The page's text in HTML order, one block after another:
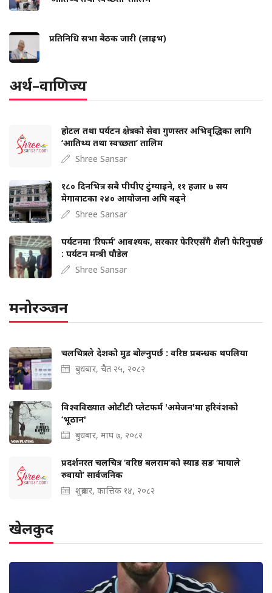
प्रतिनिधि सभा बैठक जारी (लाइभ)
अर्थ–वाणिज्य
होटल तथा पर्यटन क्षेत्रको सेवा गुणस्तर अभिवृद्धिका लागि
‘आतिथ्य तथा स्वच्छता’ तालिम
Shree Sansar
१८० दिनभित्र सबै पीपीए टुंग्याइने, ११ हजार ७ सय
मेगावाटका २४० आयोजना अघि बढ्ने
Shree Sansar
पर्यटनमा ‘रिफर्म’ आवश्यक, सरकार फेरिएसँगै शैली फेरिनुपर्छ
: पर्यटन मन्त्री पौडेल
Shree Sansar
मनोरञ्जन
चलचित्रले देशको मुड बोल्‍नुपर्छ : वरिष्ठ प्रबन्धक थपलिया
बुधबार, चैत २५, २०८२
विश्वविख्यात ओटीटी प्लेटफर्म 'अमेजन'मा हरिवंशको
‘भूठान'
बुधबार, माघ ७, २०८२
प्रदर्शनरत चलचित्र ‘वरिष्ठ बलराम’को स्याड सङ ‘मायाले
रुवायो’ सार्वजनिक
शुक्रबार, कात्तिक १४, २०८२
खेलकुद